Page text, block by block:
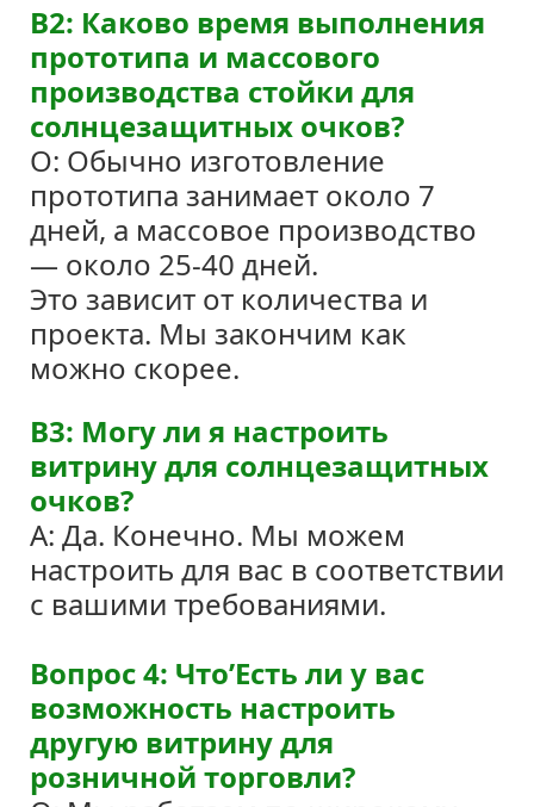
В2: Каково время выполнения
прототипа и массового
производства стойки для
солнцезащитных очков?
О: Обычно изготовление
прототипа занимает около 7
дней, а массовое производство
— около 25-40 дней.
Это зависит от количества и
проекта. Мы закончим как
можно скорее.
В3: Могу ли я настроить
витрину для солнцезащитных
очков?
A: Да. Конечно. Мы можем
настроить для вас в соответствии
с вашими требованиями.
Вопрос 4: Что’Есть ли у вас
возможность настроить
другую витрину для
розничной торговли?